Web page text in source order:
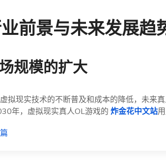
前景与未来发展趋
规模的扩大
拟现实技术的不断普及和成本的降低，未来
年，虚拟现实真人OL游戏的 炸金花中文站